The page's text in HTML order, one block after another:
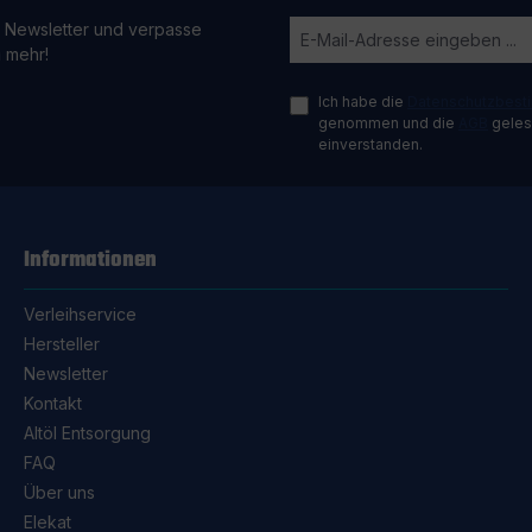
und verpasse
Ich habe die
genommen und die
einverstanden.
Informationen
Verleihservice
Hersteller
Newsletter
Kontakt
Altöl Entsorgung
FAQ
Über uns
Elekat